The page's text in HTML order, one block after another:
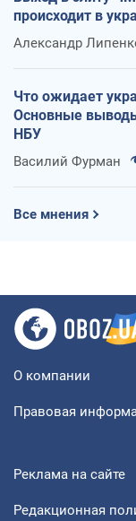
происходит в
Александр
Что ожидает
Основные
НБУ
Василий Фурман
Все мнения
О компании
Правовая
Реклама на сайте
Редакционная